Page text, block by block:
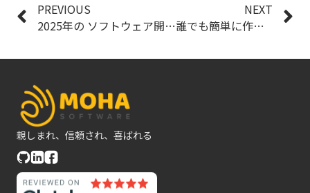
PREVIOUS
2025年の ソフトウェア開発トレンド ：AI主導の進化と持続可能性
NEXT
誰でも簡単に作れる Lovable AI アプリビルダー
親しまれ、信頼され、喜ばれる